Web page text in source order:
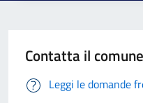
Contatta il comune
Leggi le domande